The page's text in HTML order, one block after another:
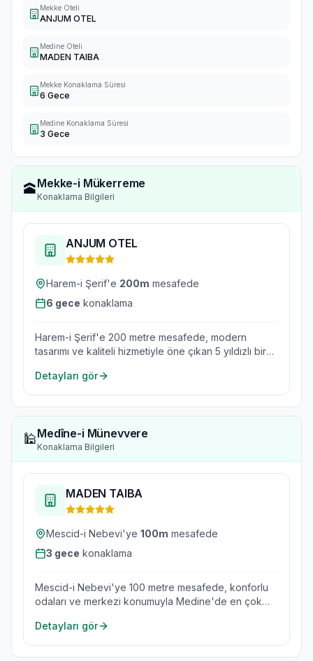
Mekke Oteli
ANJUM OTEL
Medine Oteli
MADEN TAIBA
Mekke Konaklama Süresi
6 Gece
Medine Konaklama Süresi
3 Gece
🕋Mekke-i Mükerreme
Konaklama Bilgileri
ANJUM OTEL
Harem-i Şerif'e 200m mesafede
6 gece konaklama
Harem-i Şerif'e 200 metre mesafede, modern
tasarımı ve kaliteli hizmetiyle öne çıkan 5 yıldızlı bir
Detayları gör
🕌Medîne-i Münevvere
Konaklama Bilgileri
MADEN TAIBA
Mescid-i Nebevi'ye 100m mesafede
3 gece konaklama
Mescid-i Nebevi'ye 100 metre mesafede, konforlu
odaları ve merkezi konumuyla Medine'de en çok
Detayları gör